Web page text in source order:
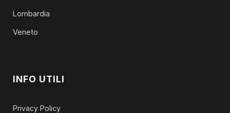
Lombardia
Veneto
INFO UTILI
Privacy Policy